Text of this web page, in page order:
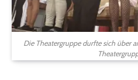
Die Theatergruppe durfte sich über